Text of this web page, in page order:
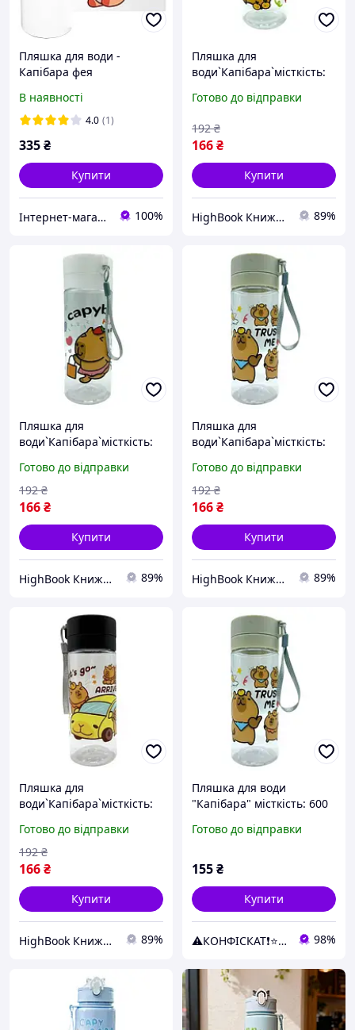
Пляшка для води -
Капібара фея
В наявності
4.0 (1)
335₴
Купити
Інтернет-магазин BOOM ™ 100%
Пляшка для
води`Капібара`місткість:
фільтр, в пакеті (М?
аксесуари DC
Готово до відправки
166₴
192 ₴
Купити
HighBook Книжкова крамниця 89%
Пляшка для
води`Капібара`місткість:
фільтр, в пакеті (БІЛИЙ)
Спортивні аксесуари DC
Готово до відправки
166₴
192 ₴
Купити
HighBook Книжкова крамниця 89%
Пляшка для
води`Капібара`місткість:
фільтр, в пакеті
(БЕЖЕВИЙ) Спортивні
аксесуари DC
Готово до відправки
166₴
192 ₴
Купити
HighBook Книжкова крамниця 89%
Пляшка для
води`Капібара`місткість:
фільтр, в пакеті (ЧОРНИЙ)
Спортивні аксесуари DC
Готово до відправки
166₴
192 ₴
Купити
HighBook Книжкова крамниця 89%
Пляшка для води
"Капібара" місткість: 600
пакеті (БЕЖЕВИЙ)
Готово до відправки
155₴
Купити
⚠️КОНФІСКАТ❗⭐️⭐️⭐️⭐️⭐️ 98%